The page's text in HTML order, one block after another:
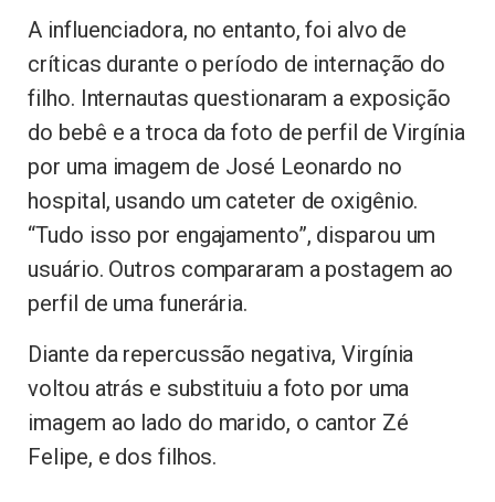
A influenciadora, no entanto, foi alvo de
críticas durante o período de internação do
filho. Internautas questionaram a exposição
do bebê e a troca da foto de perfil de Virgínia
por uma imagem de José Leonardo no
hospital, usando um cateter de oxigênio.
“Tudo isso por engajamento”, disparou um
usuário. Outros compararam a postagem ao
perfil de uma funerária.
Diante da repercussão negativa, Virgínia
voltou atrás e substituiu a foto por uma
imagem ao lado do marido, o cantor Zé
Felipe, e dos filhos.